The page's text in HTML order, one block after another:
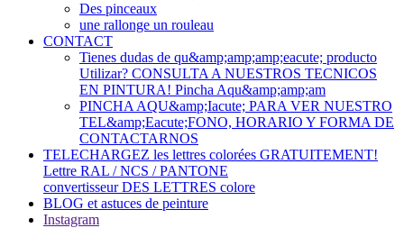
Des pinceaux
une rallonge un rouleau
CONTACT
Tienes dudas de qu&amp;amp;amp;eacute; producto
Utilizar? CONSULTA A NUESTROS TECNICOS
EN PINTURA! Pincha Aqu&amp;amp;am
PINCHA AQU&amp;Iacute; PARA VER NUESTRO
TEL&amp;Eacute;FONO, HORARIO Y FORMA DE
CONTACTARNOS
TELECHARGEZ les lettres colorées GRATUITEMENT!
Lettre RAL / NCS / PANTONE
convertisseur DES LETTRES colore
BLOG et astuces de peinture
Instagram